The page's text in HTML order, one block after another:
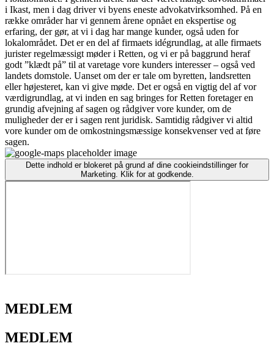
i Ikast, men i dag driver vi byens eneste advokatvirksomhed. På en
række områder har vi gennem årene opnået en ekspertise og
erfaring, der gør, at vi i dag har mange kunder, også uden for
lokalområdet. Det er en del af firmaets idégrundlag, at alle firmaets
jurister regelmæssigt møder i Retten, og vi er på baggrund heraf
godt ”klædt på” til at varetage vore kunders interesser – også ved
landets domstole. Uanset om der er tale om byretten, landsretten
eller højesteret, kan vi give møde. Det er også en vigtig del af vor
værdigrundlag, at vi inden en sag bringes for Retten foretager en
grundig afvejning af sagen og rådgiver vore kunder, om de
muligheder der er i sagen rent juridisk. Samtidig rådgiver vi altid
vore kunder om de omkostningsmæssige konsekvenser ved at føre
sagen.
Dette indhold er blokeret på grund af dine cookieindstillinger for
Marketing. Klik for at godkende.
MEDLEM
MEDLEM